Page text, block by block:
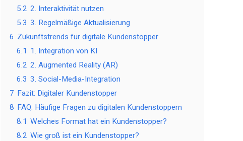
5.2 2. Interaktivität nutzen
5.3 3. Regelmäßige Aktualisierung
6 Zukunftstrends für digitale Kundenstopper
6.1 1. Integration von KI
6.2 2. Augmented Reality (AR)
6.3 3. Social-Media-Integration
7 Fazit: Digitaler Kundenstopper
8 FAQ: Häufige Fragen zu digitalen Kundenstoppern
8.1 Welches Format hat ein Kundenstopper?
8.2 Wie groß ist ein Kundenstopper?